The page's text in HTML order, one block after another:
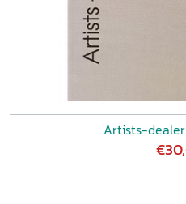
Artists-